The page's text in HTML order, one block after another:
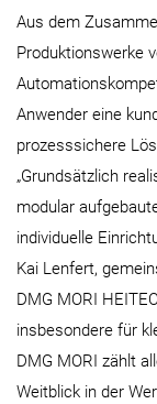
Aus dem
Produktionswerke
Anwender eine
prozesssichere
„Grundsätzlich
modular
individuelle
Kai Lenfert,
DMG MORI
insbesondere für
DMG MORI zählt
Weitblick in der